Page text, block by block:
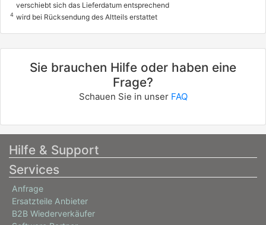
verschiebt sich das Lieferdatum entsprechend
4 wird bei Rücksendung des Altteils erstattet
Sie brauchen Hilfe oder haben eine
Frage?
Schauen Sie in unser FAQ
Hilfe & Support
Services
Anfrage
Ersatzteile Anbieter
B2B Wiederverkäufer